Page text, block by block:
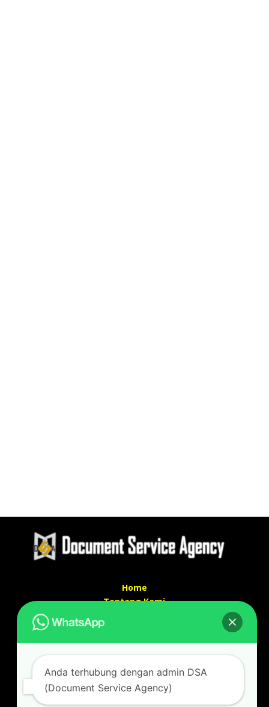
Home
Tentang Kami
Kontak kami
Alamat kantor :
Jl Swadaya Pam No 6 Rt 006 Rw 007 Jatinegara,
Cakung, Jakarta Timur 13930
Anda terhubung dengan admin DSA
(Document Service Agency)